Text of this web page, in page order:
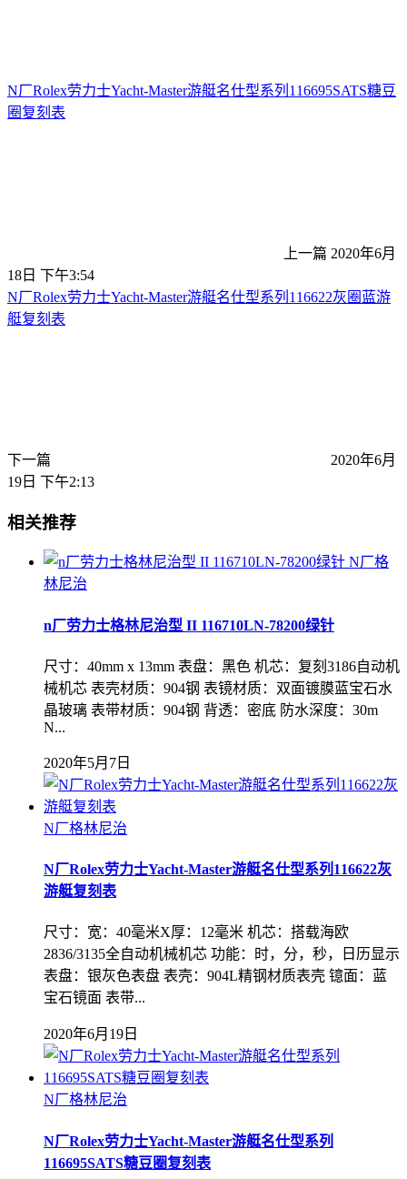
N厂Rolex劳力士Yacht-Master游艇名仕型系列116695SATS糖豆
圈复刻表
上一篇 2020年6月
18日 下午3:54
N厂Rolex劳力士Yacht-Master游艇名仕型系列116622灰圈蓝游
艇复刻表
下一篇
2020年6月
19日 下午2:13
相关推荐
N厂格
林尼治
n厂劳力士格林尼治型 II 116710LN-78200绿针
尺寸：40mm x 13mm 表盘：黑色 机芯：复刻3186自动机
械机芯 表壳材质：904钢 表镜材质：双面镀膜蓝宝石水
晶玻璃 表带材质：904钢 背透：密底 防水深度：30m
N...
2020年5月7日
N厂格林尼治
N厂Rolex劳力士Yacht-Master游艇名仕型系列116622灰
游艇复刻表
尺寸：宽：40毫米X厚：12毫米 机芯：搭载海欧
2836/3135全自动机械机‌芯 功能：时，分，秒，日历显示
表盘：银灰色表盘 表壳：904L精钢材质表壳 镱面：蓝
宝石镜面 表带...
2020年6月19日
N厂格林尼治
N厂Rolex劳力士Yacht-Master游艇名仕型系列
116695SATS糖豆圈复刻表